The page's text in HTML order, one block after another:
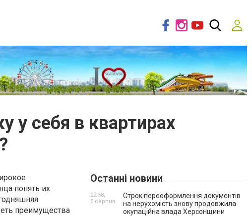
у себя в квартирах
понять их
преимущества
Останні новини
Строк переоформлення документів
на нерухомість знову продовжила
окупаційна влада Херсонщини
22:58,
5 серпня